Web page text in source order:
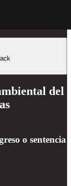
del
o sentencia